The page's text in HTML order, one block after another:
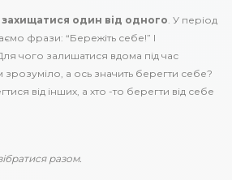
захищатися один від одного. У період
фрази: “Бережіть себе!” І
чого залишатися вдома під час
зрозуміло, а ось значить берегти себе?
від інших, а хто -то берегти від себе
разом.